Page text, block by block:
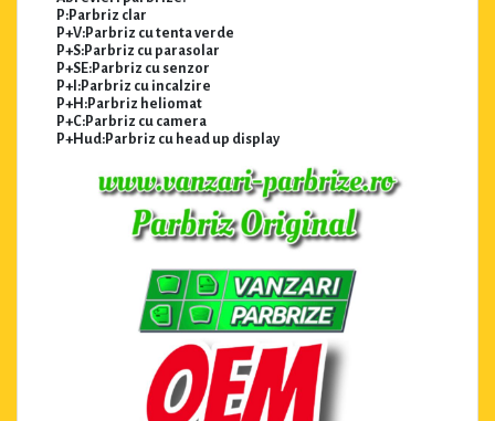
P:Parbriz clar
P+V:Parbriz cu tenta verde
P+S:Parbriz cu parasolar
P+SE:Parbriz cu senzor
P+I:Parbriz cu incalzire
P+H:Parbriz heliomat
P+C:Parbriz cu camera
P+Hud:Parbriz cu head up display